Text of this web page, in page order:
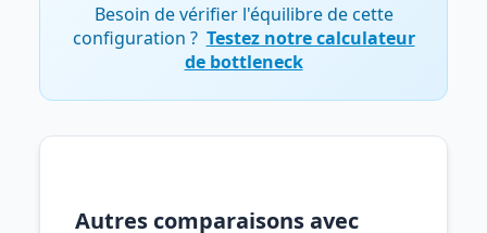
Besoin de vérifier l'équilibre de cette
configuration ? Testez notre calculateur
de bottleneck
Autres comparaisons avec